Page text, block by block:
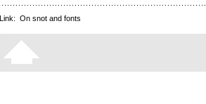
Link: On snot and fonts